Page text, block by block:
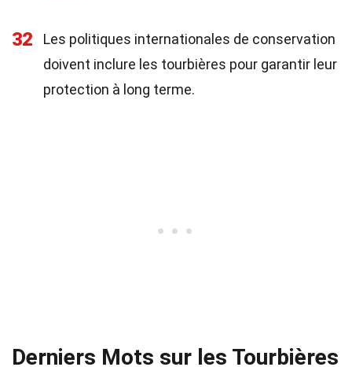
32
Les politiques internationales de conservation
doivent inclure les tourbières pour garantir leur
protection à long terme.
Derniers Mots sur les Tourbières